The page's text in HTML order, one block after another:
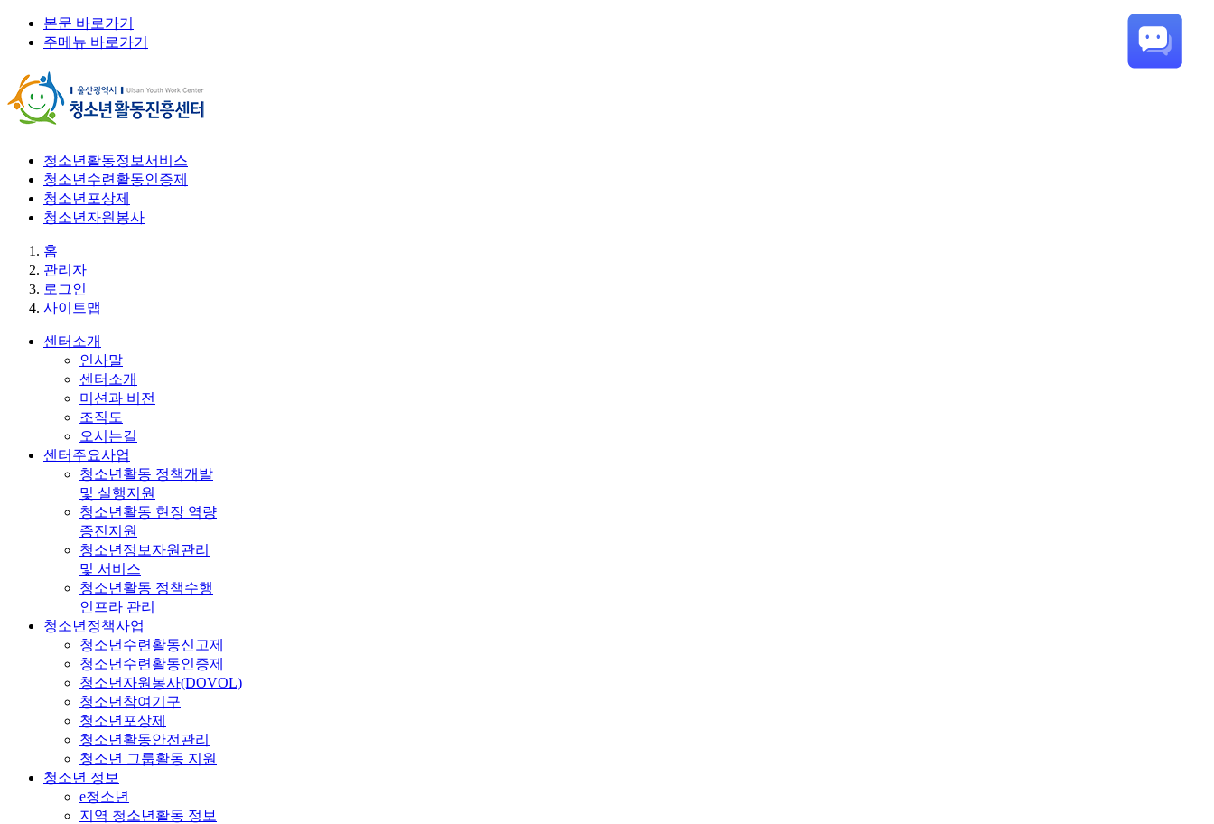
본문 바로가기
주메뉴 바로가기
청소년활동정보서비스
청소년수련활동인증제
청소년포상제
청소년자원봉사
홈
관리자
로그인
사이트맵
센터소개
인사말
센터소개
미션과 비전
조직도
오시는길
센터주요사업
청소년활동 정책개발
및 실행지원
청소년활동 현장 역량
증진지원
청소년정보자원관리
및 서비스
청소년활동 정책수행
인프라 관리
청소년정책사업
청소년수련활동신고제
청소년수련활동인증제
청소년자원봉사(DOVOL)
청소년참여기구
청소년포상제
청소년활동안전관리
청소년 그룹활동 지원
청소년 정보
e청소년
지역 청소년활동 정보